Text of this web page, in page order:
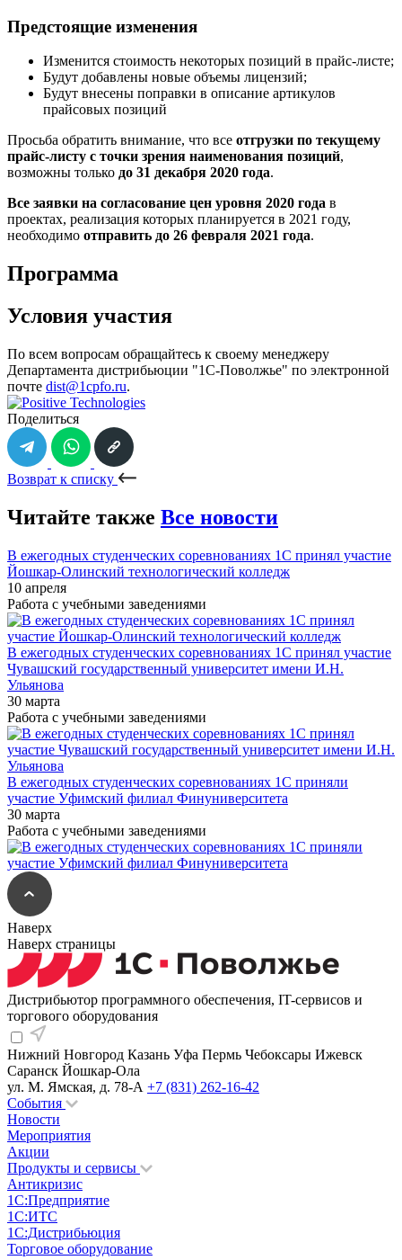
Предстоящие изменения
Изменится стоимость некоторых позиций в прайс-листе;
Будут добавлены новые объемы лицензий;
Будут внесены поправки в описание артикулов
прайсовых позиций
Просьба обратить внимание, что все отгрузки по текущему
прайс-листу с точки зрения наименования позиций,
возможны только до 31 декабря 2020 года.
Все заявки на согласование цен уровня 2020 года в
проектах, реализация которых планируется в 2021 году,
необходимо отправить до 26 февраля 2021 года.
Программа
Условия участия
По всем вопросам обращайтесь к своему менеджеру
Департамента дистрибьюции "1С-Поволжье" по электронной
почте dist@1cpfo.ru.
Поделиться
Возврат к списку
Читайте также Все новости
В ежегодных студенческих соревнованиях 1С принял участие
Йошкар-Олинский технологический колледж
10 апреля
Работа с учебными заведениями
В ежегодных студенческих соревнованиях 1С принял участие
Чувашский государственный университет имени И.Н.
Ульянова
30 марта
Работа с учебными заведениями
В ежегодных студенческих соревнованиях 1С приняли
участие Уфимский филиал Финуниверситета
30 марта
Работа с учебными заведениями
Наверх
Наверх страницы
Дистрибьютор программного обеспечения, IT-сервисов и
торгового оборудования
Нижний Новгород Казань Уфа Пермь Чебоксары Ижевск
Саранск Йошкар-Ола
ул. М. Ямская, д. 78-А +7 (831) 262-16-42
События
Новости
Мероприятия
Акции
Продукты и сервисы
Антикризис
1С:Предприятие
1С:ИТС
1С:Дистрибьюция
Торговое оборудование